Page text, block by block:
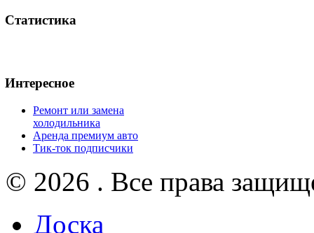
Статистика
Интересное
Ремонт или замена
холодильника
Аренда премиум авто
Тик-ток подписчики
© 2026 . Все права
Доска